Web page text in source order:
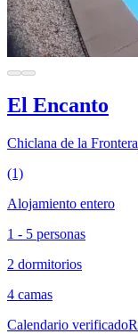
El Encanto
Chiclana de la Frontera
(1)
Alojamiento entero
1 - 5 personas
2 dormitorios
4 camas
Calendario verificado